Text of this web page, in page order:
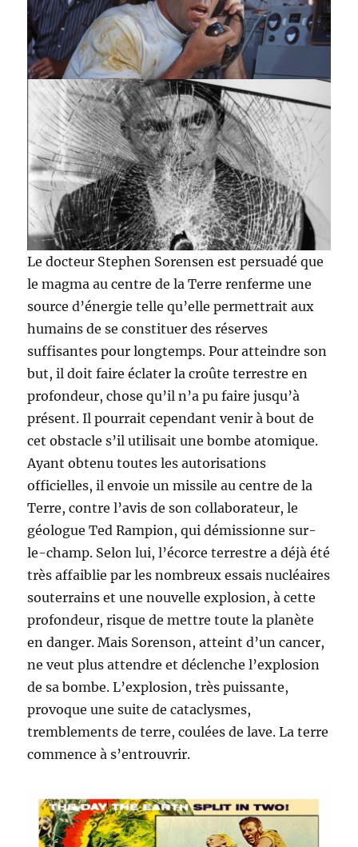
Le docteur Stephen Sorensen est persuadé que
le magma au centre de la Terre renferme une
source d’énergie telle qu’elle permettrait aux
humains de se constituer des réserves
suffisantes pour longtemps. Pour atteindre son
but, il doit faire éclater la croûte terrestre en
profondeur, chose qu’il n’a pu faire jusqu’à
présent. Il pourrait cependant venir à bout de
cet obstacle s’il utilisait une bombe atomique.
Ayant obtenu toutes les autorisations
officielles, il envoie un missile au centre de la
Terre, contre l’avis de son collaborateur, le
géologue Ted Rampion, qui démissionne sur-
le-champ. Selon lui, l’écorce terrestre a déjà été
très affaiblie par les nombreux essais nucléaires
souterrains et une nouvelle explosion, à cette
profondeur, risque de mettre toute la planète
en danger. Mais Sorenson, atteint d’un cancer,
ne veut plus attendre et déclenche l’explosion
de sa bombe. L’explosion, très puissante,
provoque une suite de cataclysmes,
tremblements de terre, coulées de lave. La terre
commence à s’entrouvrir.